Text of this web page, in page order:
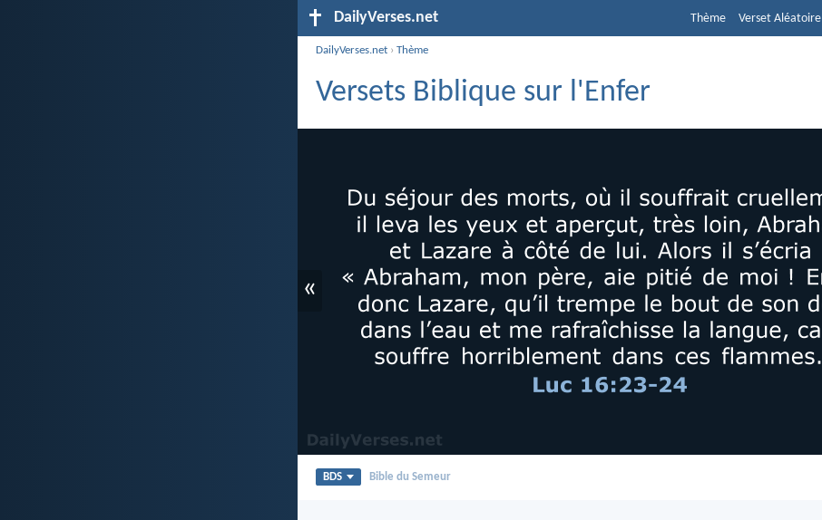
DailyVerses.net Thème Verset Aléatoire
DailyVerses.net ›Thème
Versets Biblique sur l'Enfer
«
BDS Bible du Semeur